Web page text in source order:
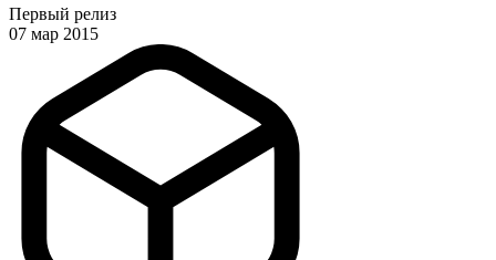
Первый релиз
07 мар 2015